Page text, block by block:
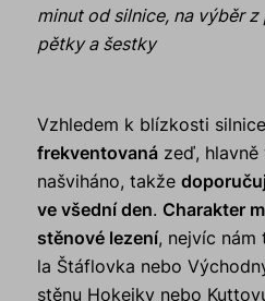
minut od silnice, na výběr
pětky a šestky
Vzhledem k blízkosti
frekventovaná zeď,
našviháno, takže
ve všední den. Charakter
stěnové lezení, nejvíc nám
la Štáflovka nebo
stěnu Hokejky nebo